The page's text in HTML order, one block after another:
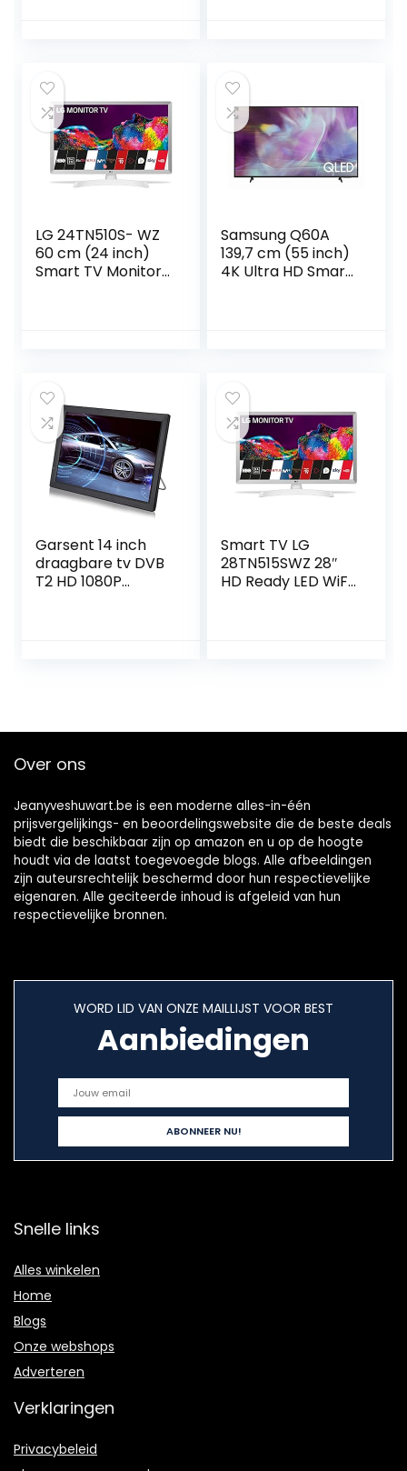
HDMI ? 2 USB
LG 24TN510S- WZ
60 cm (24 inch)
Smart TV Monitor
75), wit
Samsung Q60A
139,7 cm (55 inch)
4K Ultra HD Smart
Garsent 14 inch
draagbare tv DVB
T2 HD 1080P
Smart TV LG
28TN515SWZ 28″
HD Ready LED WiFi
Over ons
Jeanyveshuwart.be is een moderne alles-in-één
prijsvergelijkings- en beoordelingswebsite die de beste deals
biedt die beschikbaar zijn op amazon en u op de hoogte
houdt via de laatst toegevoegde blogs. Alle afbeeldingen
zijn auteursrechtelijk beschermd door hun respectievelijke
eigenaren. Alle geciteerde inhoud is afgeleid van hun
respectievelijke bronnen.
WORD LID VAN ONZE MAILLIJST VOOR BEST
Aanbiedingen
Snelle links
Alles winkelen
Home
Blogs
Onze webshops
Adverteren
Verklaringen
Privacybeleid